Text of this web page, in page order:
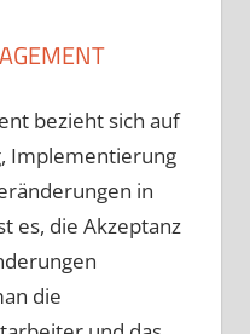
bezieht sich auf
Implementierung
in
es, die Akzeptanz
die